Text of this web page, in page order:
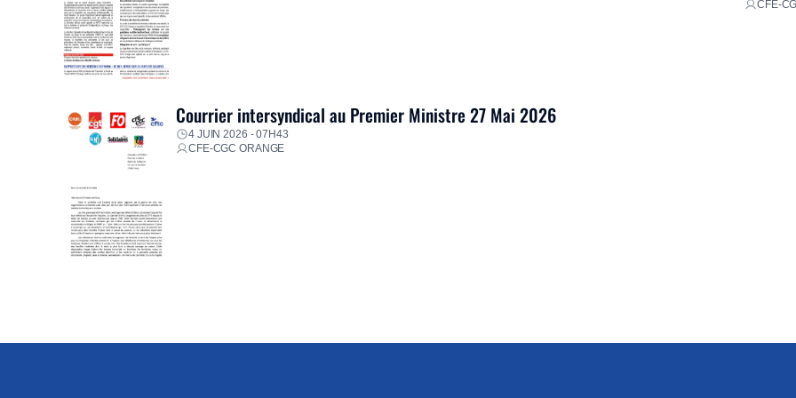
CFE-
Courrier intersyndical au Premier Ministre 27 Mai 2026
4 JUIN 2026 - 07H43
CFE-CGC ORANGE